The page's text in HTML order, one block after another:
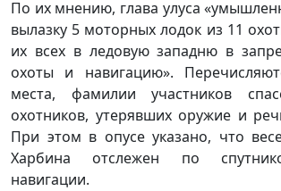
По их мнению, глава улуса
вылазку 5 моторных лодок из 11
их всех в ледовую западню в
охоты и навигацию».
места, фамилии участников
охотников, утерявших оружие и
При этом в опусе указано, что
Харбина отслежен по
навигации.